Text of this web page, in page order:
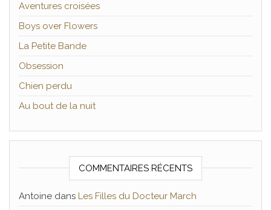
Aventures croisées
Boys over Flowers
La Petite Bande
Obsession
Chien perdu
Au bout de la nuit
COMMENTAIRES RÉCENTS
Antoine dans Les Filles du Docteur March